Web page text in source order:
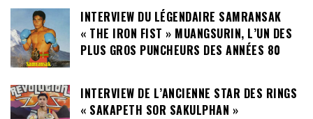
INTERVIEW DU LÉGENDAIRE SAMRANSAK
« THE IRON FIST » MUANGSURIN, L’UN DES
PLUS GROS PUNCHEURS DES ANNÉES 80
INTERVIEW DE L’ANCIENNE STAR DES RINGS
« SAKAPETH SOR SAKULPHAN »